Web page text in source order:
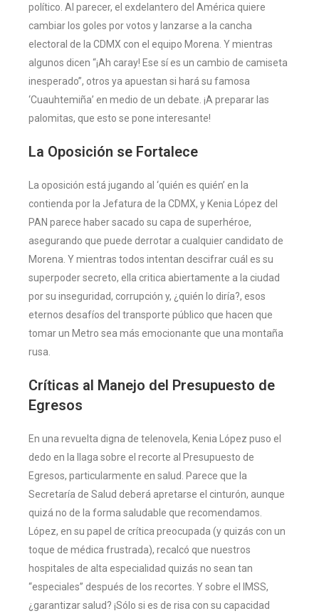
político. Al parecer, el exdelantero del América quiere
cambiar los goles por votos y lanzarse a la cancha
electoral de la CDMX con el equipo Morena. Y mientras
algunos dicen “¡Ah caray! Ese sí es un cambio de camiseta
inesperado”, otros ya apuestan si hará su famosa
‘Cuauhtemiña’ en medio de un debate. ¡A preparar las
palomitas, que esto se pone interesante!
La Oposición se Fortalece
La oposición está jugando al ‘quién es quién’ en la
contienda por la Jefatura de la CDMX, y Kenia López del
PAN parece haber sacado su capa de superhéroe,
asegurando que puede derrotar a cualquier candidato de
Morena. Y mientras todos intentan descifrar cuál es su
superpoder secreto, ella critica abiertamente a la ciudad
por su inseguridad, corrupción y, ¿quién lo diría?, esos
eternos desafíos del transporte público que hacen que
tomar un Metro sea más emocionante que una montaña
rusa.
Críticas al Manejo del Presupuesto de
Egresos
En una revuelta digna de telenovela, Kenia López puso el
dedo en la llaga sobre el recorte al Presupuesto de
Egresos, particularmente en salud. Parece que la
Secretaría de Salud deberá apretarse el cinturón, aunque
quizá no de la forma saludable que recomendamos.
López, en su papel de crítica preocupada (y quizás con un
toque de médica frustrada), recalcó que nuestros
hospitales de alta especialidad quizás no sean tan
“especiales” después de los recortes. Y sobre el IMSS,
¿garantizar salud? ¡Sólo si es de risa con su capacidad